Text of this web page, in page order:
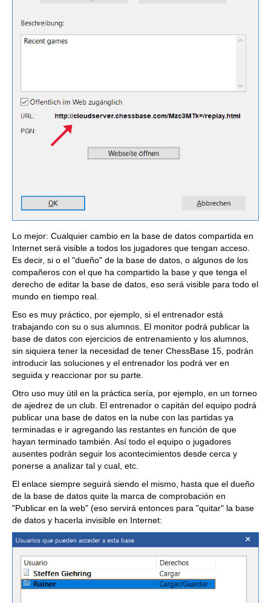
Lo mejor: Cualquier cambio en la base de datos compartida en
Internet será visible a todos los jugadores que tengan acceso.
Es decir, si o el "dueño" de la base de datos, o algunos de los
compañeros con el que ha compartido la base y que tenga el
derecho de editar la base de datos, eso será visible para todo el
mundo en tiempo real.
Eso es muy práctico, por ejemplo, si el entrenador está
trabajando con su o sus alumnos. El monitor podrá publicar la
base de datos con ejercicios de entrenamiento y los alumnos,
sin siquiera tener la necesidad de tener ChessBase 15, podrán
introducir las soluciones y el entrenador los podrá ver en
seguida y reaccionar por su parte.
Otro uso muy útil en la práctica sería, por ejemplo, en un torneo
de ajedrez de un club. El entrenador o capitán del equipo podrá
publicar una base de datos en la nube con las partidas ya
terminadas e ir agregando las restantes en función de que
hayan terminado también. Así todo el equipo o jugadores
ausentes podrán seguir los acontecimientos desde cerca y
ponerse a analizar tal y cual, etc.
El enlace siempre seguirá siendo el mismo, hasta que el dueño
de la base de datos quite la marca de comprobación en
"Publicar en la web" (eso servirá entonces para "quitar" la base
de datos y hacerla invisible en Internet: